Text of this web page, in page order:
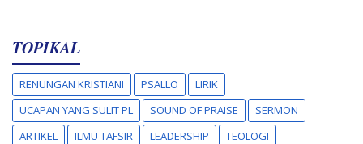
TOPIKAL
RENUNGAN KRISTIANI PSALLO
LIRIK
UCAPAN YANG SULIT PL
SOUND OF PRAISE
SERMON
ARTIKEL
ILMU TAFSIR LEADERSHIP
TEOLOGI